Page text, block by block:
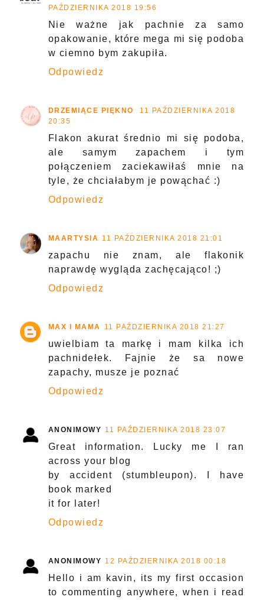
PAŹDZIERNIKA 2018 19:56
Nie ważne jak pachnie za samo
opakowanie, które mega mi się podoba
w ciemno bym zakupiła.
Odpowiedz
DRZEMIĄCE PIĘKNO
11 PAŹDZIERNIKA 2018
20:35
Flakon akurat średnio mi się podoba,
ale samym zapachem i tym
połączeniem zaciekawiłaś mnie na
tyle, że chciałabym je powąchać :)
Odpowiedz
MAARTYSIA 11 PAŹDZIERNIKA 2018 21:01
zapachu nie znam, ale flakonik
naprawdę wygląda zachęcająco! ;)
Odpowiedz
MAX I MAMA 11 PAŹDZIERNIKA 2018 21:27
uwielbiam ta markę i mam kilka ich
pachnidełek. Fajnie że sa nowe
zapachy, musze je poznać
Odpowiedz
ANONIMOWY 11 PAŹDZIERNIKA 2018 23:07
Great information. Lucky me I ran
across your blog
by accident (stumbleupon). I have
book marked
it for later!
Odpowiedz
ANONIMOWY 12 PAŹDZIERNIKA 2018 00:18
Hello i am kavin, its my first occasion
to commenting anywhere, when i read